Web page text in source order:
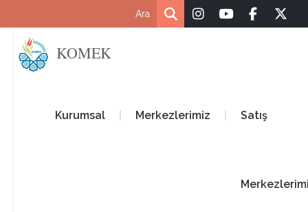
KOMEK
Kurumsal Merkezlerimiz Satış